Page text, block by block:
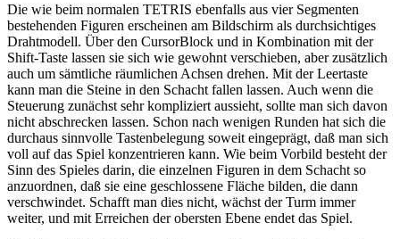
Die wie beim normalen TETRIS ebenfalls aus vier Segmenten
bestehenden Figuren erscheinen am Bildschirm als durchsichtiges
Drahtmodell. Über den CursorBlock und in Kombination mit der
Shift-Taste lassen sie sich wie gewohnt verschieben, aber zusätzlich
auch um sämtliche räumlichen Achsen drehen. Mit der Leertaste
kann man die Steine in den Schacht fallen lassen. Auch wenn die
Steuerung zunächst sehr kompliziert aussieht, sollte man sich davon
nicht abschrecken lassen. Schon nach wenigen Runden hat sich die
durchaus sinnvolle Tastenbelegung soweit eingeprägt, daß man sich
voll auf das Spiel konzentrieren kann. Wie beim Vorbild besteht der
Sinn des Spieles darin, die einzelnen Figuren in dem Schacht so
anzuordnen, daß sie eine geschlossene Fläche bilden, die dann
verschwindet. Schafft man dies nicht, wächst der Turm immer
weiter, und mit Erreichen der obersten Ebene endet das Spiel.